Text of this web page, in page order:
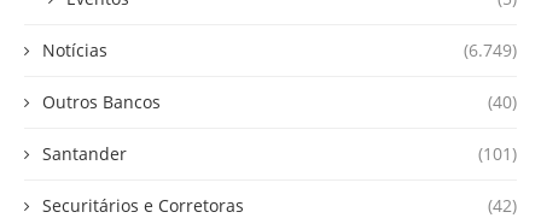
Notícias (6.749)
Outros Bancos (40)
Santander (101)
Securitários e Corretoras (42)